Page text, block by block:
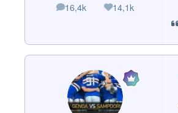
16,4k
messaggi 14,1k
Reputazione